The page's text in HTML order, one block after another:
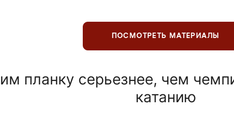
ПОСМОТРЕТЬ МАТЕРИАЛЫ
планку серьезнее, чем
катанию